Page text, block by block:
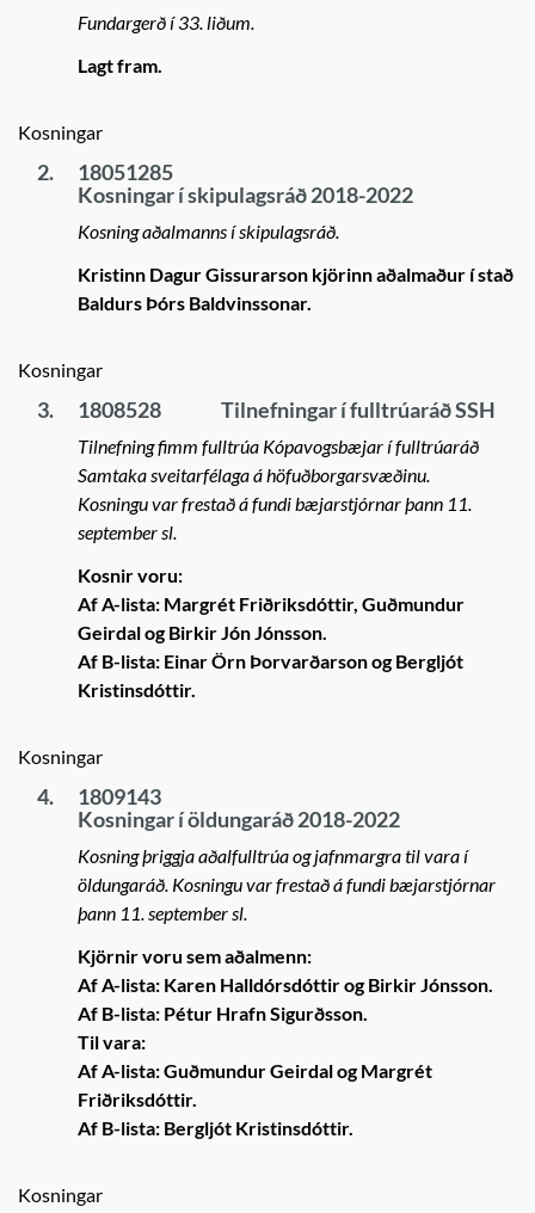
Fundargerð í 33. liðum.
Lagt fram.
Kosningar
2.
18051285
Kosningar í skipulagsráð 2018-2022
Kosning aðalmanns í skipulagsráð.
Kristinn Dagur Gissurarson kjörinn aðalmaður í stað
Baldurs Þórs Baldvinssonar.
Kosningar
3. 1808528 Tilnefningar í fulltrúaráð SSH
Tilnefning fimm fulltrúa Kópavogsbæjar í fulltrúaráð
Samtaka sveitarfélaga á höfuðborgarsvæðinu.
Kosningu var frestað á fundi bæjarstjórnar þann 11.
september sl.
Kosnir voru:
Af A-lista: Margrét Friðriksdóttir, Guðmundur
Geirdal og Birkir Jón Jónsson.
Af B-lista: Einar Örn Þorvarðarson og Bergljót
Kristinsdóttir.
Kosningar
4.
1809143
Kosningar í öldungaráð 2018-2022
Kosning þriggja aðalfulltrúa og jafnmargra til vara í
öldungaráð. Kosningu var frestað á fundi bæjarstjórnar
þann 11. september sl.
Kjörnir voru sem aðalmenn:
Af A-lista: Karen Halldórsdóttir og Birkir Jónsson.
Af B-lista: Pétur Hrafn Sigurðsson.
Til vara:
Af A-lista: Guðmundur Geirdal og Margrét
Friðriksdóttir.
Af B-lista: Bergljót Kristinsdóttir.
Kosningar